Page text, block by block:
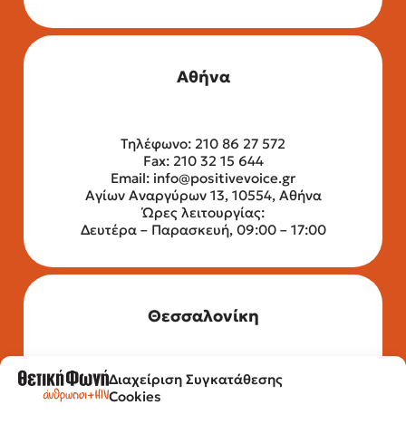
Διαχείριση Συγκατάθεσης
Cookies
Αθήνα
Τηλέφωνο: 210 86 27 572
Fax: 210 32 15 644
Email: info@positivevoice.gr
Αγίων Αναργύρων 13, 10554, Αθήνα
Ώρες λειτουργίας:
Δευτέρα – Παρασκευή, 09:00 – 17:00
Θεσσαλονίκη
Τηλέφωνο: 2315 525 020
Fax: 210 32 15 644